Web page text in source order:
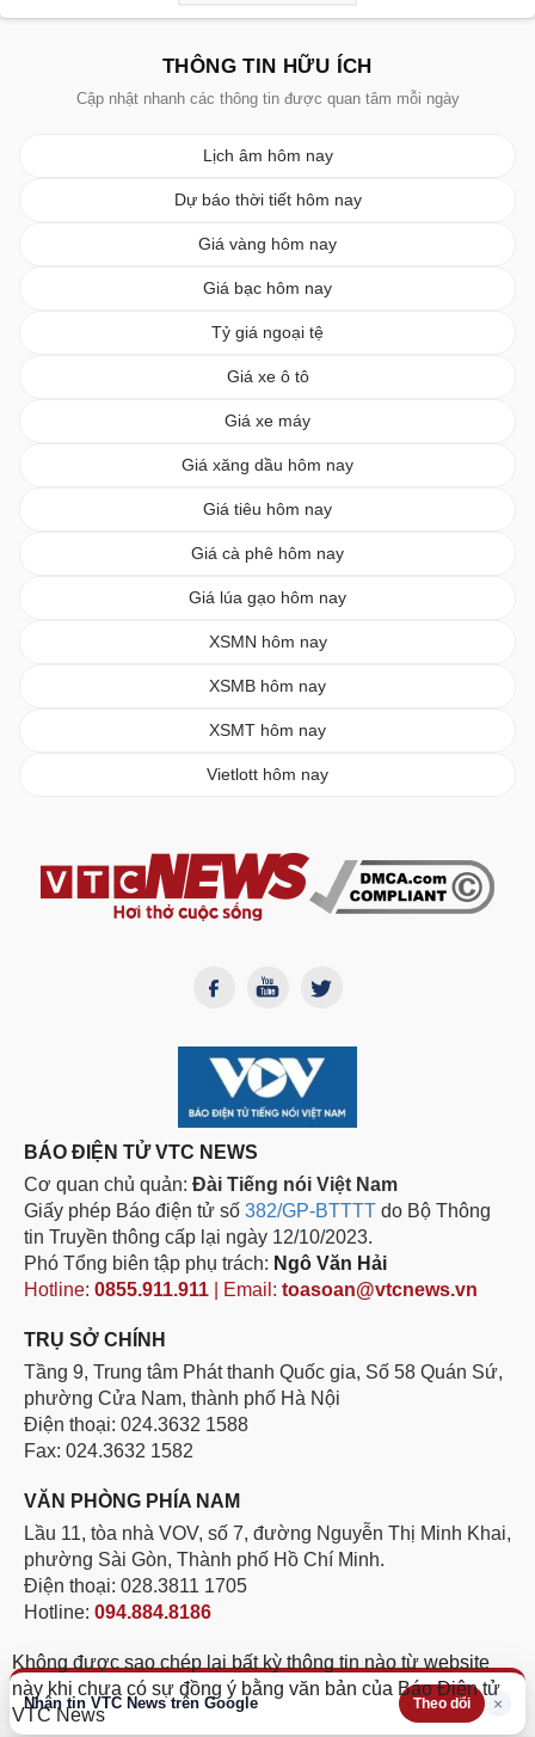
Nhận tin VTC News trên Google Theo dõi ×
THÔNG TIN HỮU ÍCH
Cập nhật nhanh các thông tin được quan tâm mỗi ngày
Lịch âm hôm nay
Dự báo thời tiết hôm nay
Giá vàng hôm nay
Giá bạc hôm nay
Tỷ giá ngoại tệ
Giá xe ô tô
Giá xe máy
Giá xăng dầu hôm nay
Giá tiêu hôm nay
Giá cà phê hôm nay
Giá lúa gạo hôm nay
XSMN hôm nay
XSMB hôm nay
XSMT hôm nay
Vietlott hôm nay
BÁO ĐIỆN TỬ VTC NEWS
Cơ quan chủ quản: Đài Tiếng nói Việt Nam
Giấy phép Báo điện tử số 382/GP-BTTTT do Bộ Thông
tin Truyền thông cấp lại ngày 12/10/2023.
Phó Tổng biên tập phụ trách: Ngô Văn Hải
Hotline: 0855.911.911 | Email: toasoan@vtcnews.vn
TRỤ SỞ CHÍNH
Tầng 9, Trung tâm Phát thanh Quốc gia, Số 58 Quán Sứ,
phường Cửa Nam, thành phố Hà Nội
Điện thoại: 024.3632 1588
Fax: 024.3632 1582
VĂN PHÒNG PHÍA NAM
Lầu 11, tòa nhà VOV, số 7, đường Nguyễn Thị Minh Khai,
phường Sài Gòn, Thành phố Hồ Chí Minh.
Điện thoại: 028.3811 1705
Hotline: 094.884.8186
Không được sao chép lại bất kỳ thông tin nào từ website
này khi chưa có sự đồng ý bằng văn bản của Báo Điện tử
VTC News